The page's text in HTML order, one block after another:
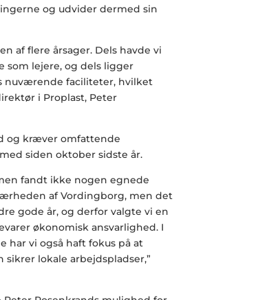
og udvider dermed sin
af flere årsager. Dels havde vi
som lejere, og dels ligger
nuværende faciliteter, hvilket
i Proplast, Peter
og kræver omfattende
siden oktober sidste år.
fandt ikke nogen egnede
af Vordingborg, men det
gode år, og derfor valgte vi en
økonomisk ansvarlighed. I
har vi også haft fokus på at
lokale arbejdspladser,”